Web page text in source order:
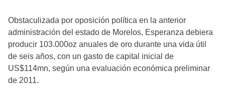
Obstaculizada por oposición política en la anterior
administración del estado de Morelos, Esperanza debiera
producir 103.000oz anuales de oro durante una vida útil
de seis años, con un gasto de capital inicial de
US$114mn, según una evaluación económica preliminar
de 2011.